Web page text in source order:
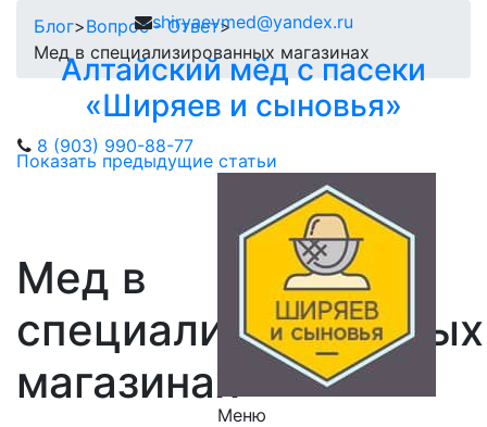
shiryaevmed@yandex.ru
Алтайский мёд с пасеки
«Ширяев и сыновья»
8 (903) 990-88-77
Меню
Блог>Вопрос - Ответ>
Мед в специализированных магазинах
Показать предыдущие статьи
Мед в
специализированных
магазинах